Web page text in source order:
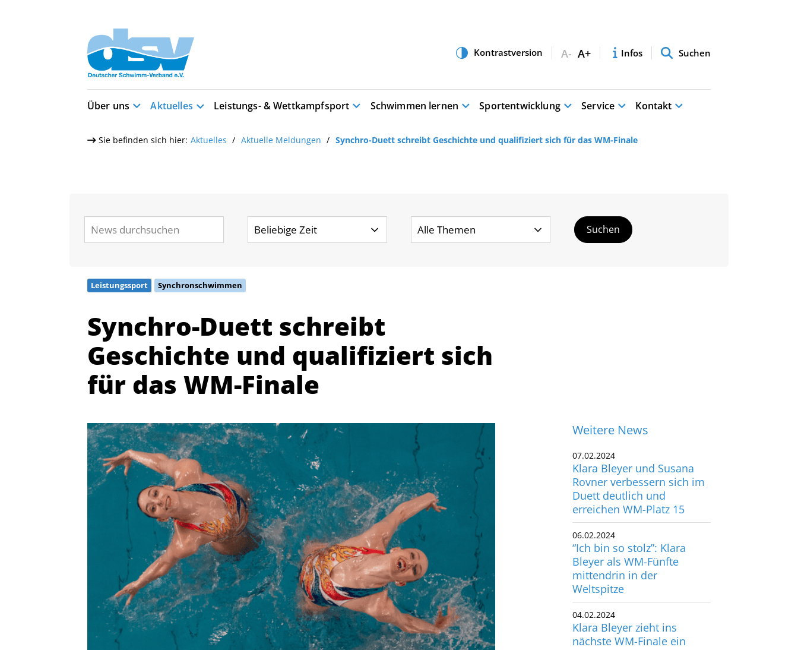
Über uns Aktuelles Leistungs- & Wettkampfsport Schwimmen lernen Sportentwicklung Service Kontakt
Synchro-Duett schreibt
Geschichte und qualifiziert sich
für das WM-Finale
Klara Bleyer und Susana
Rovner verbessern sich im
Duett deutlich und
erreichen WM-Platz 15
“Ich bin so stolz”: Klara
Bleyer als WM-Fünfte
mittendrin in der
Weltspitze
04.02.2024
Klara Bleyer zieht ins
nächste WM-Finale ein
Quicklinks
Vereinsfinder
Lizenzwesen
Zentrale Hinweisstelle
Anti-Doping
Recht auf sicheren Schwimmsport
Abteilungen
Schwimmen
Freiwasserschwimmen
Wasserspringen
Wasserball
Synchronschwimmen
Masterssport
Deutscher Schwimm-Verband e.V.
Korbacher Straße 93
D-34132 Kassel
Fax: +49 561 94083-15
info@dsv.de